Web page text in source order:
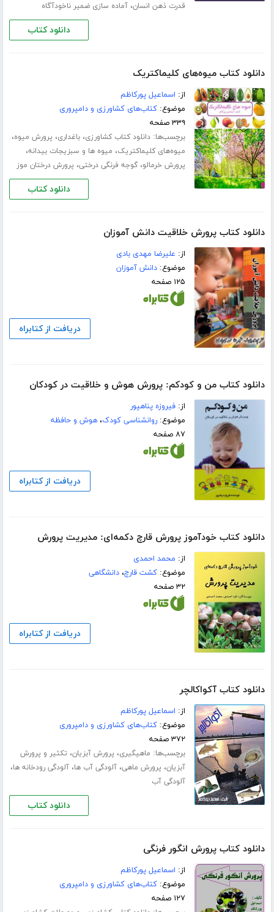
قدرت ذهن انسان،آماده سازی ضمیر ناخودآگاه
دانلود کتاب
دانلود کتاب میوه‌های کلیماکتریک
از: اسماعیل پورکاظم
موضوع:کتاب‌های کشاورزی و دامپروری
۳۳۹ صفحه
برچسب‌ها:دانلود کتاب کشاورزی،باغداری، پرورش میوه،
میوه‌های کلیماکتریک، میوه ها و سبزیجات بیدانه،
پرورش خرمالو،گوجه فرنگی درختی، پرورش درختان موز
دانلود کتاب
دانلود کتاب پرورش خلاقیت دانش آموزان
از: علیرضا مهدی بادی
موضوع:دانش آموزان
۱۲۵ صفحه
دریافت از کتابراه
دانلود کتاب من و کودکم: پرورش هوش و خلاقیت در کودکان
از:فیروزه پناهپور
موضوع:روانشناسی کودک،هوش و حافظه
۸۷ صفحه
دریافت از کتابراه
دانلود کتاب خودآموز پرورش قارچ دکمه‌ای: مدیریت پرورش
از: محمد احمدی
موضوع:کشت قارچ،دانشگاهی
۳۲ صفحه
دریافت از کتابراه
دانلود کتاب آکواکالچر
از: اسماعیل پورکاظم
موضوع:کتاب‌های کشاورزی و دامپروری
۳۷۲ صفحه
برچسب‌ها: ماهیگیری، پرورش آبزیان، تکثیر و پرورش
آبزیان، پرورش ماهی،آلودگی آب ها،آلودگی رودخانه ها،
آلودگی آب
دانلود کتاب
دانلود کتاب پرورش انگور فرنگی
از: اسماعیل پورکاظم
موضوع:کتاب‌های کشاورزی و دامپروری
۱۲۷ صفحه